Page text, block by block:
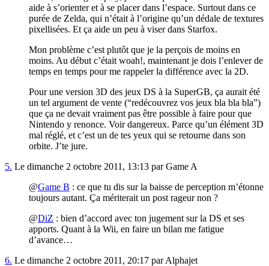
aide à s’orienter et à se placer dans l’espace. Surtout dans ce
purée de Zelda, qui n’était à l’origine qu’un dédale de textures
pixellisées. Et ça aide un peu à viser dans Starfox.
Mon problème c’est plutôt que je la perçois de moins en
moins. Au début c’était woah!, maintenant je dois l’enlever de
temps en temps pour me rappeler la différence avec la 2D.
Pour une version 3D des jeux DS à la SuperGB, ça aurait été
un tel argument de vente (“redécouvrez vos jeux bla bla bla”)
que ça ne devait vraiment pas être possible à faire pour que
Nintendo y renonce. Voir dangereux. Parce qu’un élément 3D
mal réglé, et c’est un de tes yeux qui se retourne dans son
orbite. J’te jure.
5. Le dimanche 2 octobre 2011, 13:13 par Game A
@Game B : ce que tu dis sur la baisse de perception m’étonne
toujours autant. Ça mériterait un post rageur non ?
@DiZ : bien d’accord avec ton jugement sur la DS et ses
apports. Quant à la Wii, en faire un bilan me fatigue
d’avance…
6. Le dimanche 2 octobre 2011, 20:17 par Alphajet